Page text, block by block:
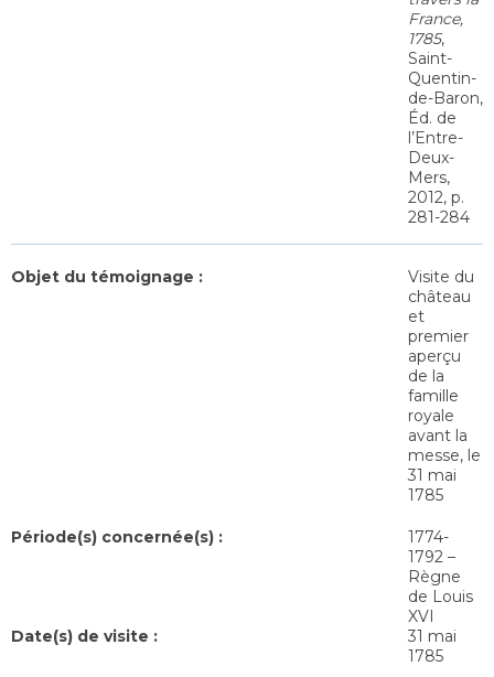
France,
1785,
Saint-
Quentin-
de-Baron,
Éd. de
l’Entre-
Deux-
Mers,
2012, p.
281-284
Objet du témoignage :
Visite du
château
et
premier
aperçu
de la
famille
royale
avant la
messe, le
31 mai
1785
Période(s) concernée(s) :
1774-
1792 –
Règne
de Louis
XVI
Date(s) de visite :
31 mai
1785